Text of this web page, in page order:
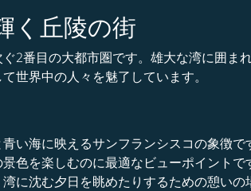
く丘陵の街
2番目の大都市圏です。雄大な湾に囲ま
世界中の人々を魅了しています。
い海に映えるサンフランシスコの象徴
色を楽しむのに最適なビューポイント
に沈む夕日を眺めたりするための憩い